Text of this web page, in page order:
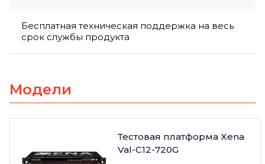
Бесплатная техническая поддержка на весь
срок службы продукта
Модели
Тестовая платформа Xena
Val-C12-720G